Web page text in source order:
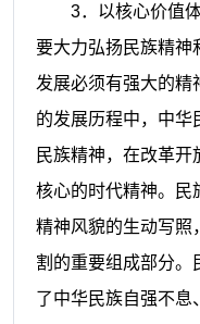
3．以核心价值
要大力弘扬民族精神
发展必须有强大的精
的发展历程中，中华
民族精神，在改革
核心的时代精神。民
精神风貌的生动写照
割的重要组成部分。
了中华民族自强不息